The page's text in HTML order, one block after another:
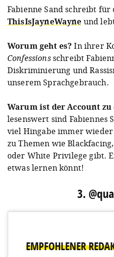
A post shared by Fabienne
Fabienne Sand schreibt für
ThisIsJayneWayne und
Worum geht es?In ihrer
Confessionsschreibt
Diskriminierung und
unserem Sprachgebrauch.
Warum ist der Account
lesenswert sind Fabiennes
viel Hingabe immer
zu Themen wie
oder White Privilege gibt.
etwas lernen könnt!
3.
EMPFOHLENER